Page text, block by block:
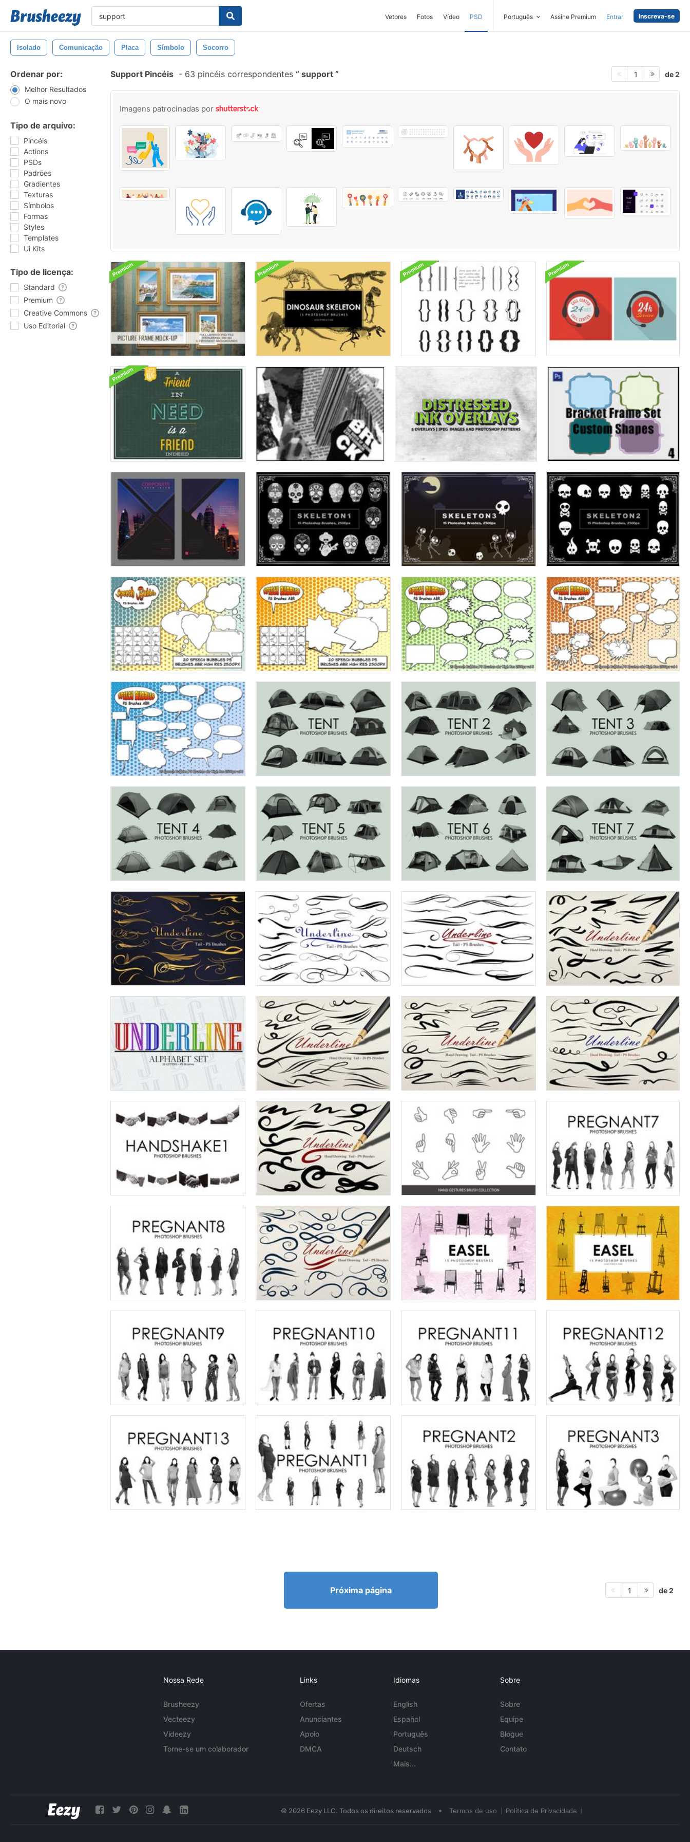
Vetores Fotos Vídeo PSD Português Assine Premium Entrar Inscreva-se
Isolado Comunicação Placa Símbolo Socorro
Ordenar por:
Melhor Resultados
O mais novo
Tipo de arquivo:
Pincéis
Actions
PSDs
Padrões
Gradientes
Texturas
Símbolos
Formas
Styles
Templates
Ui Kits
Tipo de licença:
Standard
Premium
Creative Commons
Uso Editorial
Support Pincéis - 63 pincéis correspondentes support 1 de 2
Imagens patrocinadas por
Próxima página 1 de 2
Nossa Rede
Brusheezy
Vecteezy
Videezy
Torne-se um colaborador
Links
Ofertas
Anunciantes
Apoio
DMCA
Idiomas
English
Español
Português
Deutsch
Mais...
Sobre
Sobre
Equipe
Blogue
Contato
© 2026 Eezy LLC. Todos os direitos reservados • Termos de uso Política de Privacidade